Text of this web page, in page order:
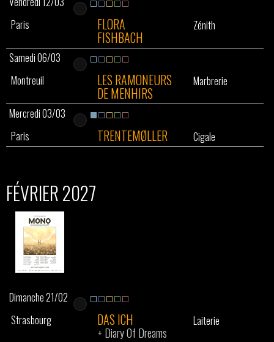
Paris
FLORA
FISHBACH
Zénith
Samedi 06/03
Montreuil
LES RAMONEURS
DE MENHIRS
Marbrerie
Mercredi 03/03
Paris
TRENTEMØLLER Cigale
FÉVRIER 2027
Dimanche 21/02
Strasbourg
DAS ICH
+ Diary Of Dreams
Laiterie